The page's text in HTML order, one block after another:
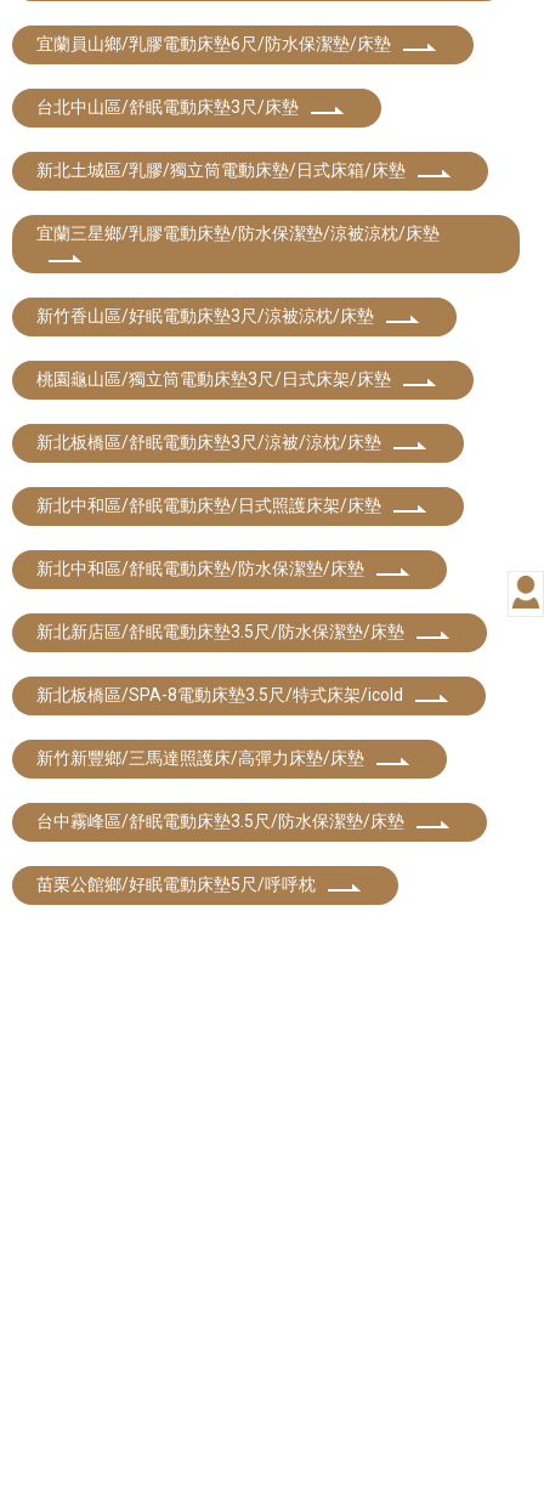
宜蘭員山鄉/乳膠電動床墊6尺/防水保潔墊/床墊
台北中山區/舒眠電動床墊3尺/床墊
新北土城區/乳膠/獨立筒電動床墊/日式床箱/床墊
宜蘭三星鄉/乳膠電動床墊/防水保潔墊/涼被涼枕/床墊
新竹香山區/好眠電動床墊3尺/涼被涼枕/床墊
桃園龜山區/獨立筒電動床墊3尺/日式床架/床墊
新北板橋區/舒眠電動床墊3尺/涼被/涼枕/床墊
新北中和區/舒眠電動床墊/日式照護床架/床墊
新北中和區/舒眠電動床墊/防水保潔墊/床墊
新北新店區/舒眠電動床墊3.5尺/防水保潔墊/床墊
新北板橋區/SPA-8電動床墊3.5尺/特式床架/icold
新竹新豐鄉/三馬達照護床/高彈力床墊/床墊
台中霧峰區/舒眠電動床墊3.5尺/防水保潔墊/床墊
苗栗公館鄉/好眠電動床墊5尺/呼呼枕